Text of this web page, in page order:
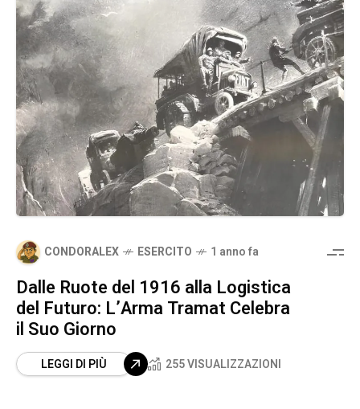
CONDORALEX ESERCITO 1 anno fa
Dalle Ruote del 1916 alla Logistica
del Futuro: L’Arma Tramat Celebra
il Suo Giorno
LEGGI DI PIÙ 255 VISUALIZZAZIONI